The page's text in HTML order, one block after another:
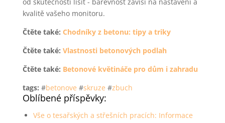
kvalitě vašeho monitoru.
Čtěte také: Chodníky z betonu: tipy a triky
Čtěte také: Vlastnosti betonových podlah
Čtěte také: Betonové květináče pro dům i zahradu
tags: #betonove #skruze #zbuch
Oblíbené příspěvky:
Vše o tesařských a střešních pracích: Informace